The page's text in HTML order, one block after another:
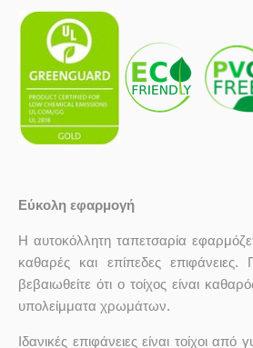
Εύκολη εφαρμογή
Η αυτοκόλλητη ταπετσαρία
καθαρές και επίπεδες επιφάνειες.
βεβαιωθείτε ότι ο τοίχος είναι
υπολείμματα χρωμάτων.
Ιδανικές επιφάνειες είναι τοίχοι